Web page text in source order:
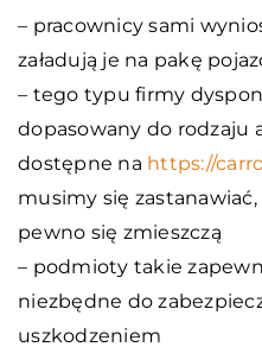
– pracownicy sami
załadują je na pakę
– tego typu firmy
dopasowany do rodzaju
dostępne na https://
musimy się
pewno się zmieszczą
– podmioty takie
niezbędne do
uszkodzeniem